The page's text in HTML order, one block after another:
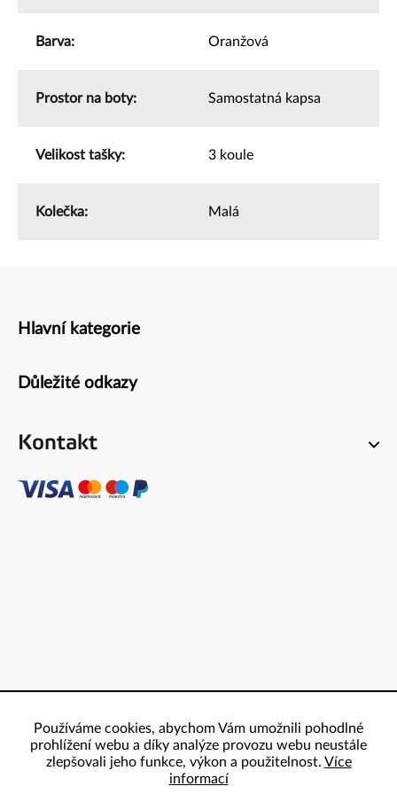
Používáme cookies, abychom Vám umožnili pohodlné
prohlížení webu a díky analýze provozu webu neustále
zlepšovali jeho funkce, výkon a použitelnost. Více
informací
Barva: Oranžová
Prostor na boty: Samostatná kapsa
Velikost tašky: 3 koule
Kolečka: Malá
Zápatí
Hlavní kategorie
Důležité odkazy
Kontakt